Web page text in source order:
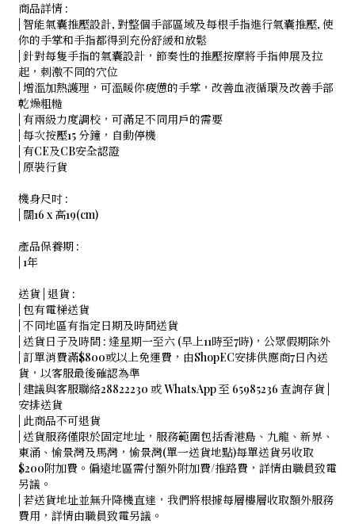
商品詳情 :
| 智能氣囊推壓設計, 對整個手部區域及每根手指進行氣囊推壓, 使
你的手掌和手指都得到充份舒緩和放鬆
| 針對每隻手指的氣囊設計，節奏性的推壓按摩將手指伸展及拉
起，刺激不同的穴位
| 增溫加熱護理，可溫暖你疲憊的手掌，改善血液循環及改善手部
乾燥粗糙
| 有兩級力度調校，可滿足不同用戶的需要
| 每次按壓15 分鐘，自動停機
| 有CE及CB安全認證
| 原裝行貨
機身尺吋 :
| 闊16 x 高19(cm)
產品保養期 :
| 1年
送貨 | 退貨 :
| 包有電梯送貨
| 不同地區有指定日期及時間送貨
| 送貨日子及時間 : 逢星期一至六 (早上11時至7時)，公眾假期除外
| 訂單消費滿$800或以上免運費，由ShopEC安排供應商7日內送
貨，以客服最後確認為準
| 建議與客服聯絡28822230 或 WhatsApp 至 65985236 查詢存貨 |
安排送貨
| 此商品不可退貨
| 送貨服務僅限於固定地址，服務範圍包括香港島、九龍、新界、
東涌、愉景灣及馬灣，愉景灣(單一送貨地點)每單送貨另收取
$200附加費。偏遠地區需付額外附加費/推路費，詳情由職員致電
另議。
| 若送貨地址並無升降機直達，我們將根據每層樓層收取額外服務
費用，詳情由職員致電另議。